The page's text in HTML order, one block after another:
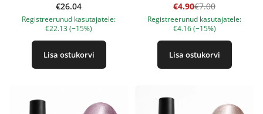
€26.04
Registreerunud kasutajatele:
€22.13 (−15%)
Lisa ostukorvi
€4.90€7.00
Registreerunud kasutajatele:
€4.16 (−15%)
Lisa ostukorvi